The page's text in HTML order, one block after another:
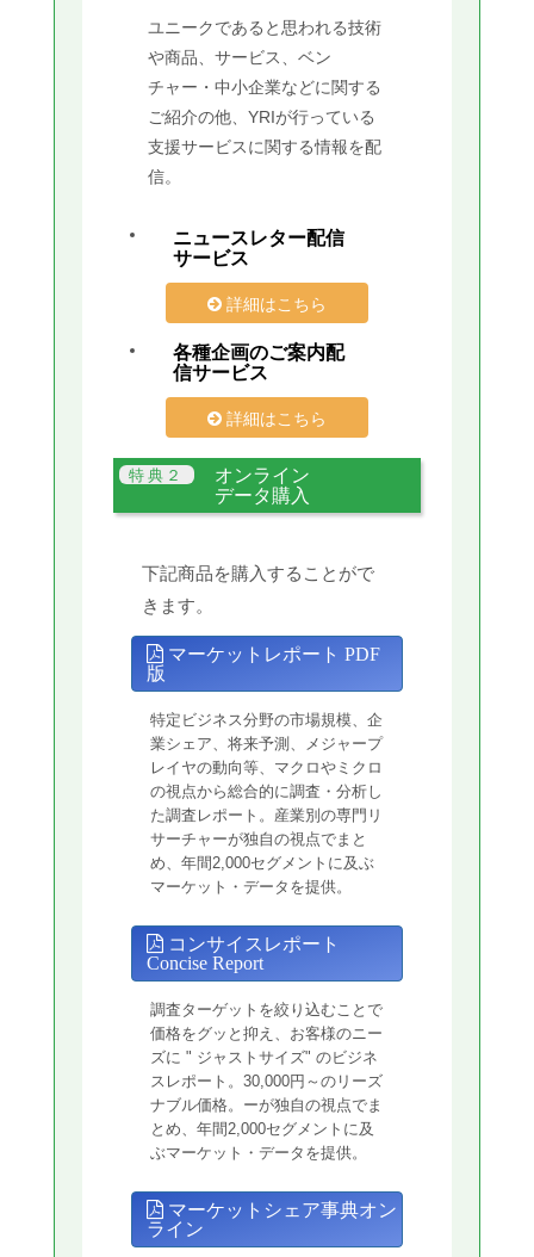
ユニークであると思われる技術
や商品、サービス、ベン
チャー・中小企業などに関する
ご紹介の他、YRIが行っている
支援サービスに関する情報を配
信。
ニュースレター配信
サービス
詳細はこちら
各種企画のご案内配
信サービス
詳細はこちら
オンライン
データ購入
下記商品を購入することがで
きます。
マーケットレポート PDF
版
特定ビジネス分野の市場規模、企
業シェア、将来予測、メジャープ
レイヤの動向等、マクロやミクロ
の視点から総合的に調査・分析し
た調査レポート。産業別の専門リ
サーチャーが独自の視点でまと
め、年間2,000セグメントに及ぶ
マーケット・データを提供。
コンサイスレポート
Concise Report
調査ターゲットを絞り込むことで
価格をグッと抑え、お客様のニー
ズに " ジャストサイズ" のビジネ
スレポート。30,000円～のリーズ
ナブル価格。ーが独自の視点でま
とめ、年間2,000セグメントに及
ぶマーケット・データを提供。
マーケットシェア事典オン
ライン